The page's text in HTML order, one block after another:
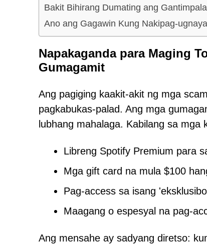
Bakit Bihirang Dumating ang Gantimpala
Ano ang Gagawin Kung Nakipag-
Napakaganda para Maging
Gumagamit
Ang pagiging kaakit-akit ng mga
pagkabukas-palad. Ang mga
lubhang mahalaga. Kabilang sa mga
Libreng Spotify Premium para
Mga gift card na mula $100
Pag-access sa isang
Maagang o espesyal na pag-
Ang mensahe ay sadyang diretso: